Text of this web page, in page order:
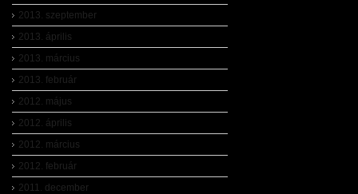
2013. szeptember
2013. április
2013. március
2013. február
2012. május
2012. április
2012. március
2012. február
2011. december